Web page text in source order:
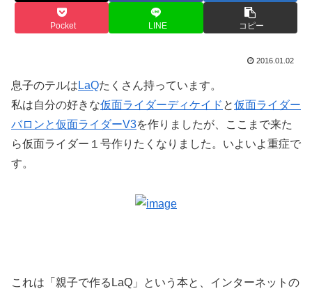
Pocket LINE コピー
2016.01.02
息子のテルは LaQたくさん持っています。
私は自分の好きな仮面ライダーディケイド と仮面ライダー
バロンと仮面ライダーV3を作りましたが、ここまで来た
ら仮面ライダー１号作りたくなりました。いよいよ重症で
す。
これは「親子で作るLaQ」という本と、インターネットの